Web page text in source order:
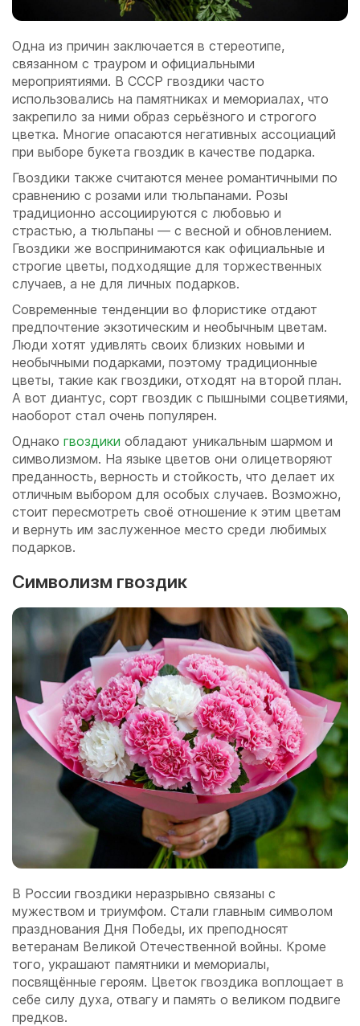
Одна из причин заключается в стереотипе,
связанном с трауром и официальными
мероприятиями. В СССР гвоздики часто
использовались на памятниках и мемориалах, что
закрепило за ними образ серьёзного и строгого
цветка. Многие опасаются негативных ассоциаций
при выборе букета гвоздик в качестве подарка.
Гвоздики также считаются менее романтичными по
сравнению с розами или тюльпанами. Розы
традиционно ассоциируются с любовью и
страстью, а тюльпаны — с весной и обновлением.
Гвоздики же воспринимаются как официальные и
строгие цветы, подходящие для торжественных
случаев, а не для личных подарков.
Современные тенденции во флористике отдают
предпочтение экзотическим и необычным цветам.
Люди хотят удивлять своих близких новыми и
необычными подарками, поэтому традиционные
цветы, такие как гвоздики, отходят на второй план.
А вот диантус, сорт гвоздик с пышными соцветиями,
наоборот стал очень популярен.
Однако гвоздики обладают уникальным шармом и
символизмом. На языке цветов они олицетворяют
преданность, верность и стойкость, что делает их
отличным выбором для особых случаев. Возможно,
стоит пересмотреть своё отношение к этим цветам
и вернуть им заслуженное место среди любимых
подарков.
Символизм гвоздик
В России гвоздики неразрывно связаны с
мужеством и триумфом. Стали главным символом
празднования Дня Победы, их преподносят
ветеранам Великой Отечественной войны. Кроме
того, украшают памятники и мемориалы,
посвящённые героям. Цветок гвоздика воплощает в
себе силу духа, отвагу и память о великом подвиге
предков.